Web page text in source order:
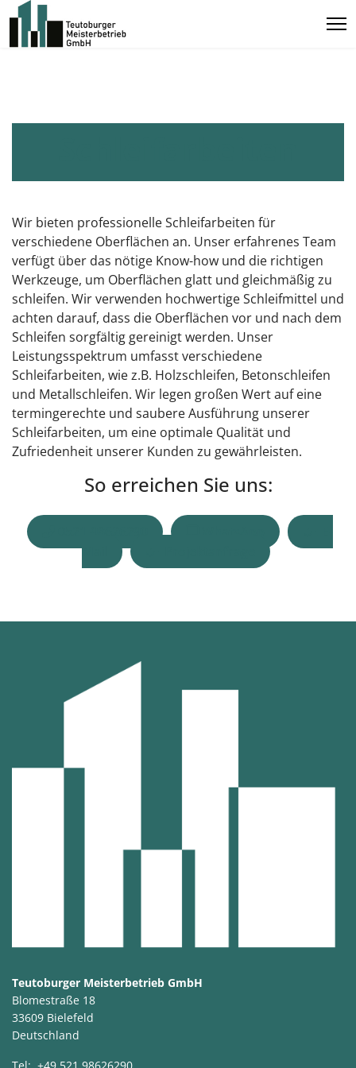
Wir bieten professionelle Schleifarbeiten für
verschiedene Oberflächen an. Unser erfahrenes Team
verfügt über das nötige Know-how und die richtigen
Werkzeuge, um Oberflächen glatt und gleichmäßig zu
schleifen. Wir verwenden hochwertige Schleifmittel und
achten darauf, dass die Oberflächen vor und nach dem
Schleifen sorgfältig gereinigt werden. Unser
Leistungsspektrum umfasst verschiedene
Schleifarbeiten, wie z.B. Holzschleifen, Betonschleifen
und Metallschleifen. Wir legen großen Wert auf eine
termingerechte und saubere Ausführung unserer
Schleifarbeiten, um eine optimale Qualität und
Zufriedenheit unserer Kunden zu gewährleisten.
So erreichen Sie uns:
Mail
Teutoburger Meisterbetrieb GmbH
Blomestraße 18
33609 Bielefeld
Deutschland
Tel: +49 521 98626290